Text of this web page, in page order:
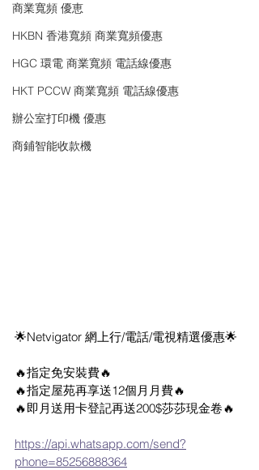
商業寬頻 優恵
HKBN 香港寬頻 商業寬頻優惠
HGC 環電 商業寬頻 電話線優惠
HKT PCCW 商業寬頻 電話線優惠
辦公室打印機 優惠
商鋪智能收款機
🌟Netvigator 網上行/電話/電視精選優惠🌟
🔥指定免安裝費🔥
🔥指定屋苑再享送12個月月費🔥
🔥即月送用卡登記再送200$莎莎現金卷🔥
https://api.whatsapp.com/send?
phone=85256888364